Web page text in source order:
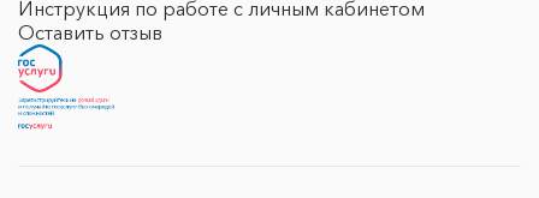
Инструкция по работе с личным кабинетом
Оставить отзыв